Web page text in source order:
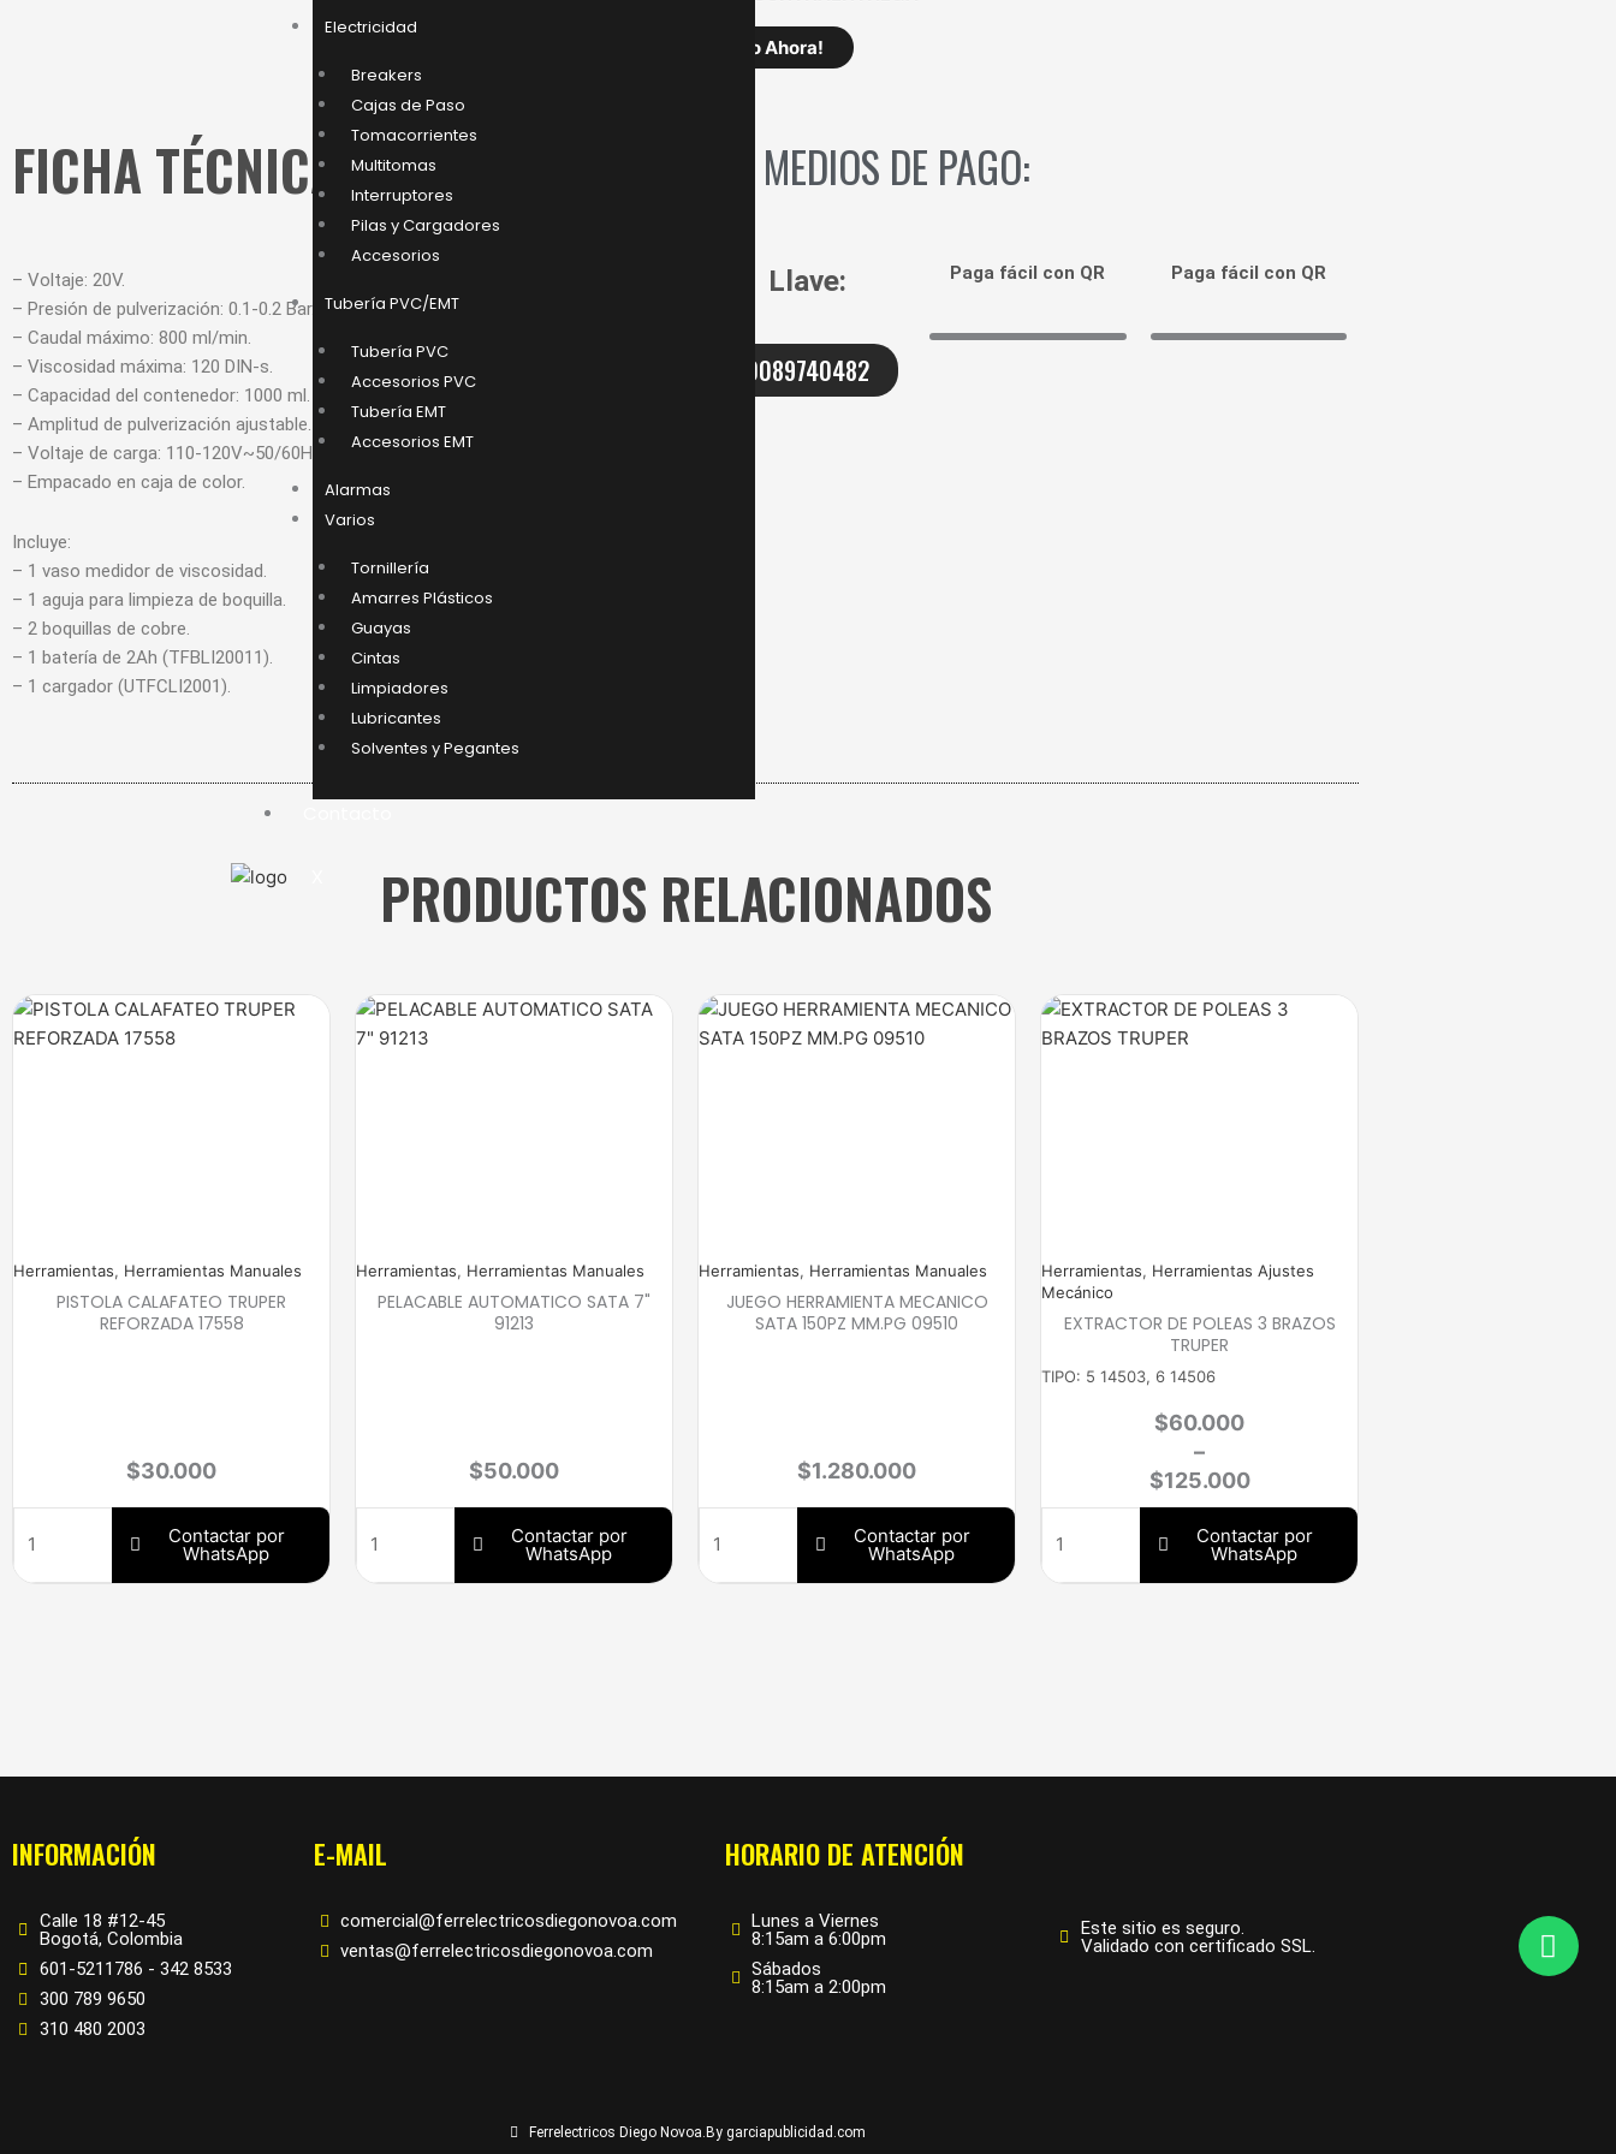
Electricidad
Breakers
Cajas de Paso
Tomacorrientes
Multitomas
Interruptores
Pilas y Cargadores
Accesorios
Tubería PVC/EMT
Tubería PVC
Accesorios PVC
Tubería EMT
Accesorios EMT
Alarmas
Varios
Tornillería
Amarres Plásticos
Guayas
Cintas
Limpiadores
Lubricantes
Solventes y Pegantes
¡Pídelo Ahora!
FICHA TÉCNICA
– Voltaje: 20V.
– Presión de pulverización: 0.1-0.2 Bar.
– Caudal máximo: 800 ml/min.
– Viscosidad máxima: 120 DIN-s.
– Capacidad del contenedor: 1000 ml.
– Amplitud de pulverización ajustable.
– Voltaje de carga: 110-120V~50/60Hz.
– Empacado en caja de color.
Incluye:
– 1 vaso medidor de viscosidad.
– 1 aguja para limpieza de boquilla.
– 2 boquillas de cobre.
– 1 batería de 2Ah (TFBLI20011).
– 1 cargador (UTFCLI2001).
MEDIOS DE PAGO:
Llave:
0089740482
Paga fácil con QR Paga fácil con QR
PRODUCTOS RELACIONADOS
Herramientas, Herramientas Manuales
PISTOLA CALAFATEO TRUPER
REFORZADA 17558
$30.000
Contactar por
WhatsApp
Herramientas, Herramientas Manuales
PELACABLE AUTOMATICO SATA 7"
91213
$50.000
Contactar por
WhatsApp
Herramientas, Herramientas Manuales
JUEGO HERRAMIENTA MECANICO
SATA 150PZ MM.PG 09510
$1.280.000
Contactar por
WhatsApp
Herramientas, Herramientas Ajustes
Mecánico
EXTRACTOR DE POLEAS 3 BRAZOS
TRUPER
TIPO: 5 14503, 6 14506
$60.000
–
$125.000
Price
Contactar por
WhatsApp
INFORMACIÓN
Calle 18 #12-45
Bogotá, Colombia
601-5211786 - 342 8533
300 789 9650
310 480 2003
E-MAIL
comercial@ferrelectricosdiegonovoa.com
ventas@ferrelectricosdiegonovoa.com
HORARIO DE ATENCIÓN
Lunes a Viernes
8:15am a 6:00pm
Sábados
8:15am a 2:00pm
W
h
Este sitio es seguro.
Validado con certificado SSL.
Ferrelectricos Diego Novoa. By garciapublicidad.com